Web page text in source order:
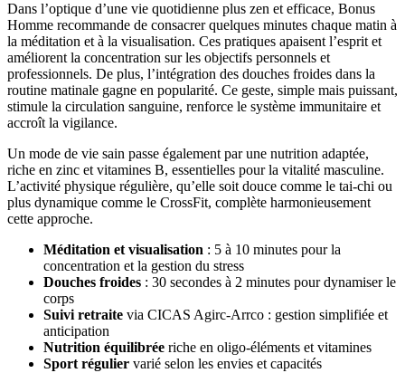
Dans l’optique d’une vie quotidienne plus zen et efficace, Bonus
Homme recommande de consacrer quelques minutes chaque matin à
la méditation et à la visualisation. Ces pratiques apaisent l’esprit et
améliorent la concentration sur les objectifs personnels et
professionnels. De plus, l’intégration des douches froides dans la
routine matinale gagne en popularité. Ce geste, simple mais puissant,
stimule la circulation sanguine, renforce le système immunitaire et
accroît la vigilance.
Un mode de vie sain passe également par une nutrition adaptée,
riche en zinc et vitamines B, essentielles pour la vitalité masculine.
L’activité physique régulière, qu’elle soit douce comme le tai-chi ou
plus dynamique comme le CrossFit, complète harmonieusement
cette approche.
Méditation et visualisation : 5 à 10 minutes pour la
concentration et la gestion du stress
Douches froides : 30 secondes à 2 minutes pour dynamiser le
corps
Suivi retraite via CICAS Agirc-Arrco : gestion simplifiée et
anticipation
Nutrition équilibrée riche en oligo-éléments et vitamines
Sport régulier varié selon les envies et capacités